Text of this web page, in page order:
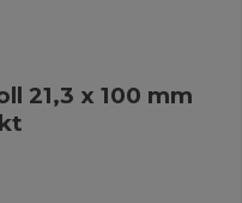
21,3 x 100 mm